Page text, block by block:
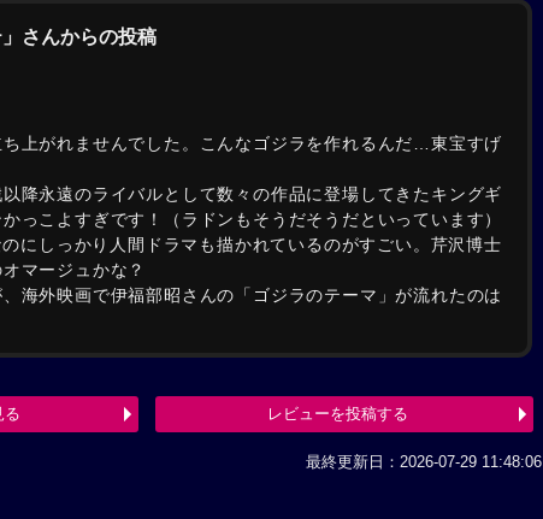
さんからの投稿
上がれませんでした。こんなゴジラを作れるんだ…東宝すげ
降永遠のライバルとして数々の作品に登場してきたキングギ
っこよすぎです！（ラドンもそうだそうだといっています）
にしっかり人間ドラマも描かれているのがすごい。芹沢博士
マージュかな？
海外映画で伊福部昭さんの「ゴジラのテーマ」が流れたのは
る レビューを投稿する
最終更新日：2026-07-29 11:48:06